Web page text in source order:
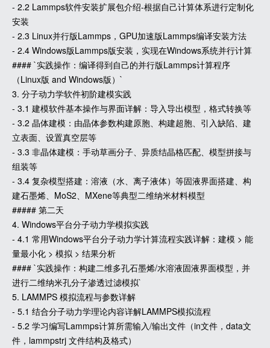
- 2.2 Lammps软件安装扩展包介绍-根据自己计算体系进行定制化
安装
- 2.3 Linux并行版Lammps，GPU加速版Lammps编译安装方法
- 2.4 Windows版Lammps版安装，实现在Windows系统并行计算
#### `实践操作：编译得到自己的并行版Lammps计算程序
（Linux版 and Windows版）`
3. 分子动力学软件初阶建模实践
- 3.1 建模软件基本操作与界面详解：导入导出模型，格式转换等
- 3.2 晶体建模：由晶体参数构建原胞、构建超胞、引入缺陷、建
立表面、设置真空层等
- 3.3 非晶体建模：手动草画分子、异质结晶格匹配、模型拼接与
组装等
- 3.4 复杂模型搭建：溶液（水、离子液体）等固液界面搭建、构
建石墨烯、MoS2、MXene等典型二维纳米材料模型
##### 第二天
4. Windows平台分子动力学模拟实践
- 4.1 常用Windows平台分子动力学计算流程实践详解：建模 > 能
量最小化 > 模拟 > 结果分析
#### `实践操作：构建二维多孔石墨烯/水溶液固液界面模型，并
进行二维纳米孔分子渗透过滤模拟`
5. LAMMPS 模拟流程与参数详解
- 5.1 结合分子动力学理论内容详解LAMMPS模拟流程
- 5.2 学习编写Lammps计算所需输入/输出文件（in文件，data文
件，lammpstrj 文件结构及格式）